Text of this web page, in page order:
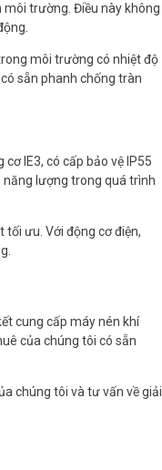
môi trường. Điều này không
môi trường có nhiệt độ
sẵn phanh chống tràn
IE3, có cấp bảo vệ IP55
năng lượng trong quá trình
tối ưu. Với động cơ điện,
cung cấp máy nén khí
của chúng tôi có sẵn
chúng tôi và tư vấn về giải